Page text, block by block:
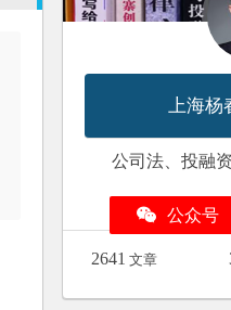
上海杨
公司法、投融
公众号
2641 文章